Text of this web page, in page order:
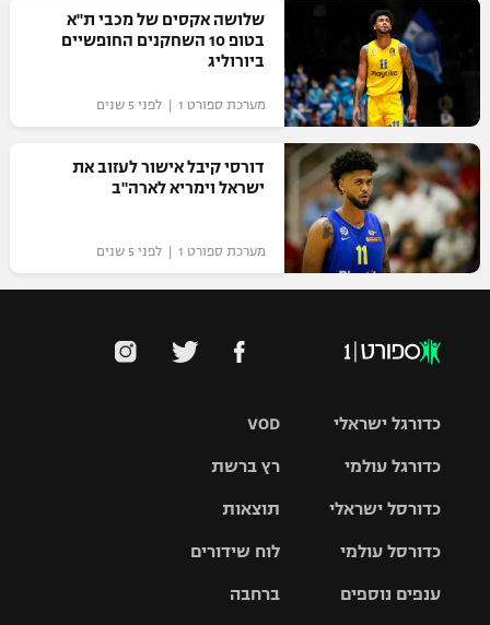
שלושה אקסים של מכבי ת"א
בטופ 10 השחקנים החופשיים
ביורוליג
מערכת ספורט 1 | לפני 5 שנים
דורסי קיבל אישור לעזוב את
ישראל וימריא לארה"ב
מערכת ספורט 1 | לפני 5 שנים
VOD
רץ ברשת
תוצאות
לוח שידורים
ברחבה
כדורגל ישראלי
גביע הטוטו
כדורגל עולמי
האלופות
ליגה
כדורסל ישראלי
סל
כדורסל עולמי
ענפים נוספים